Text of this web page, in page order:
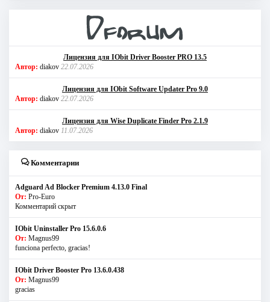
Лицензия для IObit Driver Booster PRO 13.5
Автор: diakov 22.07.2026
Лицензия для IObit Software Updater Pro 9.0
Автор: diakov 22.07.2026
Лицензия для Wise Duplicate Finder Pro 2.1.9
Автор: diakov 11.07.2026
Комментарии
Adguard Ad Blocker Premium 4.13.0 Final
От: Pro-Euro
Комментарий скрыт
IObit Uninstaller Pro 15.6.0.6
От: Magnus99
funciona perfecto, gracias!
IObit Driver Booster Pro 13.6.0.438
От: Magnus99
gracias